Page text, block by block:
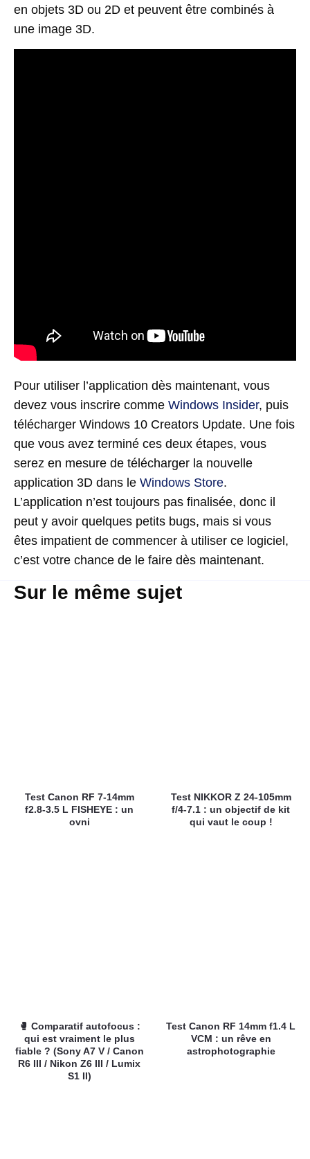
en objets 3D ou 2D et peuvent être combinés à
une image 3D.
Pour utiliser l’application dès maintenant, vous
devez vous inscrire comme Windows Insider, puis
télécharger Windows 10 Creators Update. Une fois
que vous avez terminé ces deux étapes, vous
serez en mesure de télécharger la nouvelle
application 3D dans le Windows Store.
L’application n’est toujours pas finalisée, donc il
peut y avoir quelques petits bugs, mais si vous
êtes impatient de commencer à utiliser ce logiciel,
c’est votre chance de le faire dès maintenant.
Sur le même sujet
Test Canon RF 7-14mm
f2.8-3.5 L FISHEYE : un
ovni
Test NIKKOR Z 24-105mm
f/4-7.1 : un objectif de kit
qui vaut le coup !
🥊 Comparatif autofocus :
qui est vraiment le plus
fiable ? (Sony A7 V / Canon
R6 III / Nikon Z6 III / Lumix
S1 II)
Test Canon RF 14mm f1.4 L
VCM : un rêve en
astrophotographie